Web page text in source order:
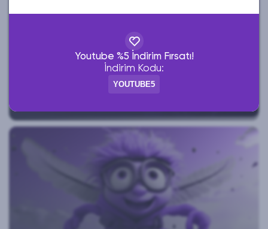
Youtube %5 İndirim Fırsatı!
İndirim Kodu:
YOUTUBE5